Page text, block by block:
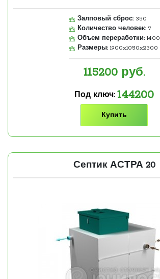
Залповый сброс: 350
Количество человек: 7
Объем переработки: 1400
Размеры: 1900x1050x2300
115200 руб.
Под ключ: 144200
Купить
Септик АСТРА 20